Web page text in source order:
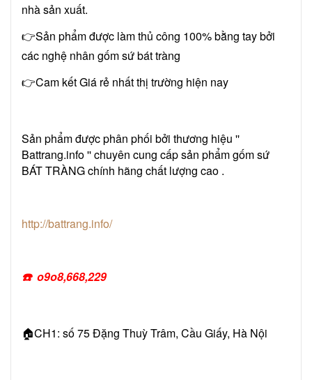
nhà sản xuất.
👉Sản phẩm được làm thủ công 100% bằng tay bởi
các nghệ nhân gốm sứ bát tràng
👉Cam kết Giá rẻ nhất thị trường hiện nay
Sản phẩm được phân phối bởi thương hiệu ''
Battrang.info '' chuyên cung cấp sản phẩm gốm sứ
BÁT TRÀNG chính hãng chất lượng cao .
http://battrang.info/
☎️ o9o8,668,229
🏠CH1: số 75 Đặng Thuỳ Trâm, Cầu Giấy, Hà Nội